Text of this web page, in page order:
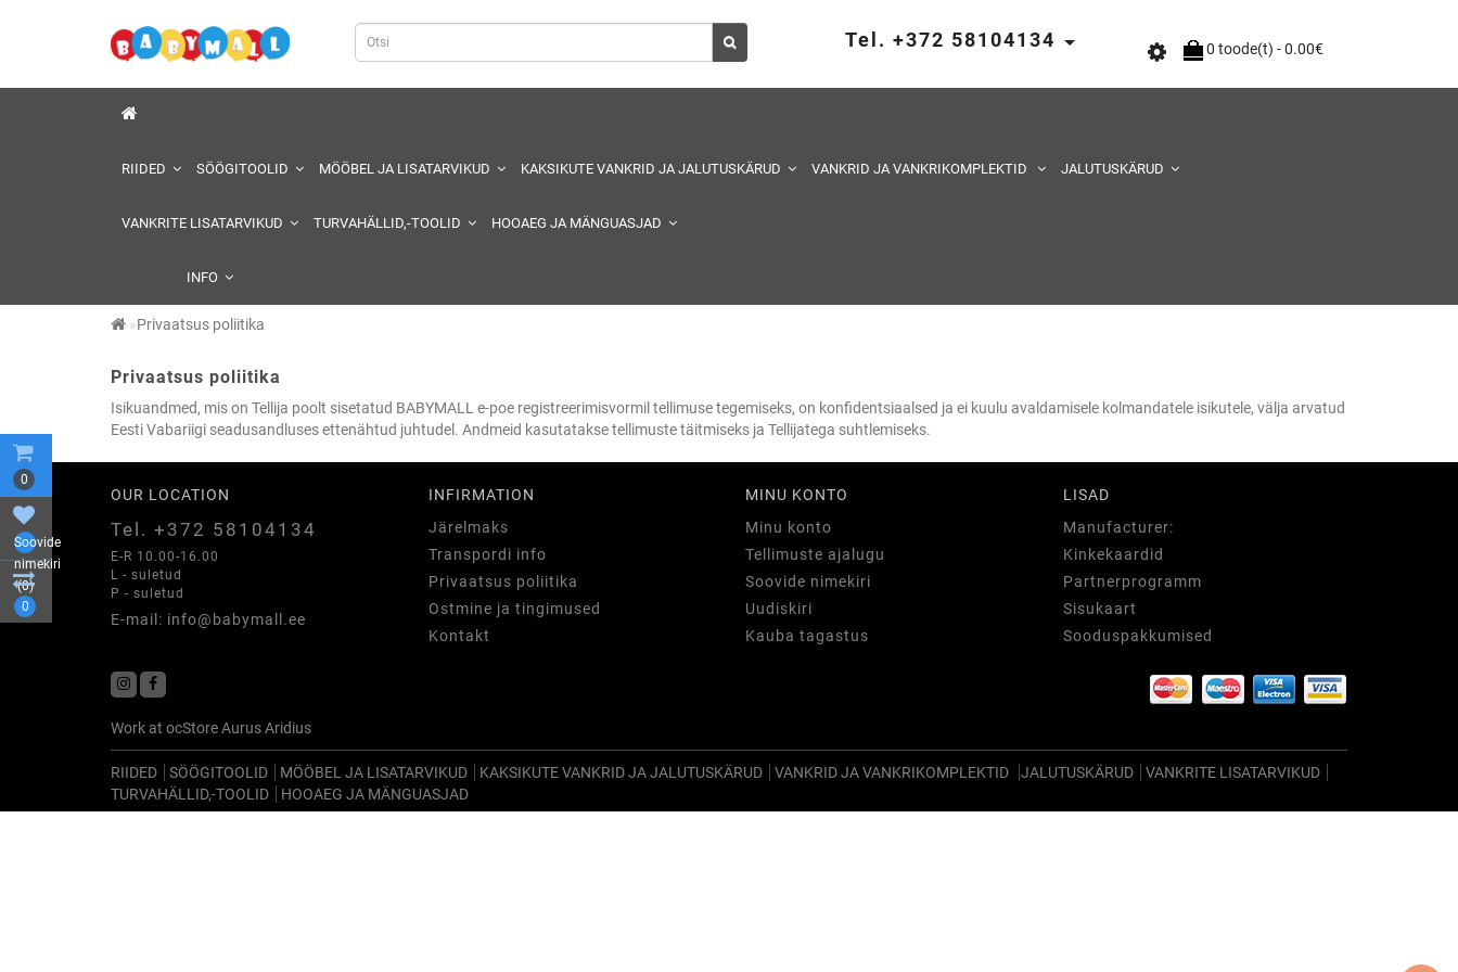
0
Soovide
nimekiri
(0)
0
0 toode(t) - 0.00€
Tel. +372 58104134
RIIDED SÖÖGITOOLID MÖÖBEL JA LISATARVIKUD KAKSIKUTE VANKRID JA JALUTUSKÄRUD VANKRID JA VANKRIKOMPLEKTID JALUTUSKÄRUD
VANKRITE LISATARVIKUD TURVAHÄLLID,-TOOLID HOOAEG JA MÄNGUASJAD
INFO
Privaatsus poliitika
Privaatsus poliitika
Isikuandmed, mis on Tellija poolt sisetatud BABYMALL e-poe registreerimisvormil tellimuse tegemiseks, on konfidentsiaalsed ja ei kuulu avaldamisele kolmandatele isikutele, välja arvatud
Eesti Vabariigi seadusandluses ettenähtud juhtudel. Andmeid kasutatakse tellimuste täitmiseks ja Tellijatega suhtlemiseks.
OUR LOCATION
Tel. +372 58104134
E-R 10.00-16.00
L - suletud
P - suletud
E-mail: info@babymall.ee
INFIRMATION
Järelmaks
Transpordi info
Privaatsus poliitika
Ostmine ja tingimused
Kontakt
MINU KONTO
Minu konto
Tellimuste ajalugu
Soovide nimekiri
Uudiskiri
Kauba tagastus
LISAD
Manufacturer:
Kinkekaardid
Partnerprogramm
Sisukaart
Sooduspakkumised
Work at ocStoreAurusAridius
RIIDED SÖÖGITOOLID MÖÖBEL JA LISATARVIKUD KAKSIKUTE VANKRID JA JALUTUSKÄRUD VANKRID JA VANKRIKOMPLEKTID JALUTUSKÄRUD
VANKRITE LISATARVIKUD
TURVAHÄLLID,-TOOLID
HOOAEG JA MÄNGUASJAD